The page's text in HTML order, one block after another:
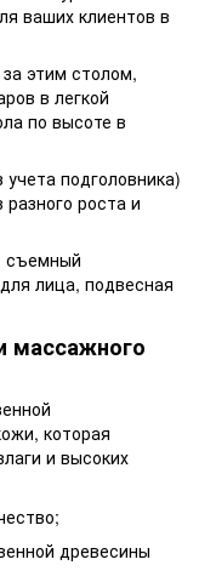
ваших клиентов в
этим столом,
в легкой
по высоте в
подголовника)
роста и
съемный
лица, подвесная
массажного
которая
и высоких
древесины